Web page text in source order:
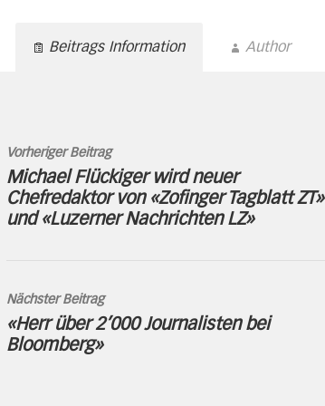
Beitrags Information Author
Vorheriger Beitrag
Michael Flückiger wird neuer
Chefredaktor von «Zofinger Tagblatt ZT»
und «Luzerner Nachrichten LZ»
Nächster Beitrag
«Herr über 2’000 Journalisten bei
Bloomberg»